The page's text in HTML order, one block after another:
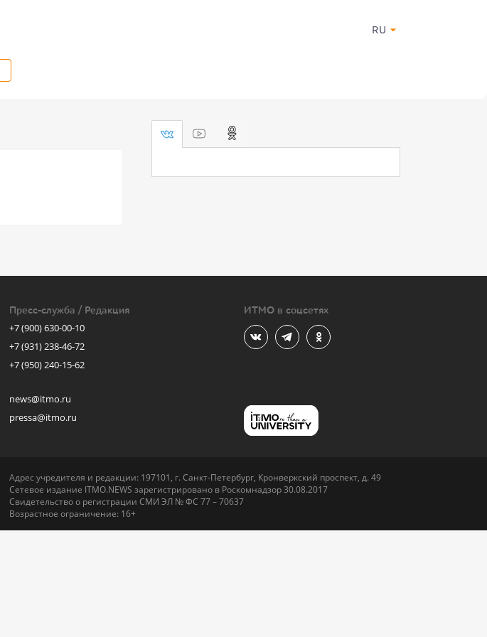
RU
Пресс-служба / Редакция
+7 (900) 630-00-10
+7 (931) 238-46-72
+7 (950) 240-15-62
news@itmo.ru
pressa@itmo.ru
ИТМО в соцсетях
Адрес учредителя и редакции: 197101, г. Санкт-Петербург, Кронверкский проспект, д. 49
Сетевое издание ITMO.NEWS зарегистрировано в Роскомнадзор 30.08.2017
Свидетельство о регистрации СМИ ЭЛ № ФС 77 – 70637
Возрастное ограничение: 16+